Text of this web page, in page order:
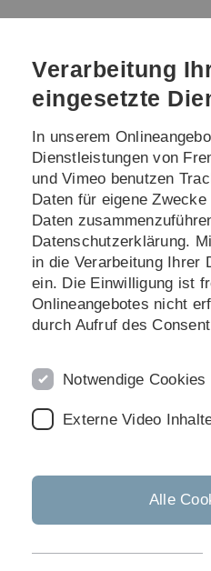
Studium Praxis
Organe, Kommissionen und
Verarbeitung
eingesetzte
In unserem
Dienstleistungen von
und Vimeo benutzen
Daten für eigene
Daten
Datenschutzerklärung.
in die Verarbeitung Ihrer
ein. Die Einwilligung ist
Onlineangebotes nicht
durch Aufruf des
Notwendige Cookies
Externe Video
Alle